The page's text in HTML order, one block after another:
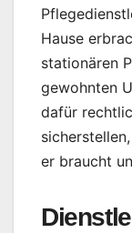
Hause
stationären
gewohnten
dafür
er braucht